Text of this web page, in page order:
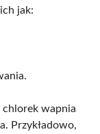
jak:
chlorek wapnia
Przykładowo,